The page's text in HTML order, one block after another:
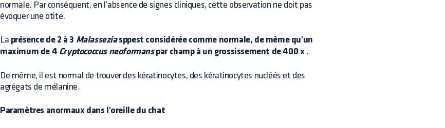
normale. Par conséquent, en l'absence de signes cliniques, cette observation ne doit pas
évoquer une otite.
La présence de 2 à 3 Malasseziasppest considérée comme normale, de même qu'un
maximum de 4 Cryptococcus neoformanspar champ à un grossissement de 400 x.
De même, il est normal de trouver des kératinocytes, des kératinocytes nucléés et des
agrégats de mélanine.
Paramètres anormaux dans l'oreille du chat